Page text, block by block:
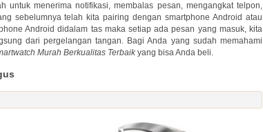
untuk menerima notifikasi, membalas pesan, mengangkat telpon,
sebelumnya telah kita pairing dengan smartphone Android atau
Android didalam tas maka setiap ada pesan yang masuk, kita
dari pergelangan tangan. Bagi Anda yang sudah memahami
Murah Berkualitas Terbaik yang bisa Anda beli.